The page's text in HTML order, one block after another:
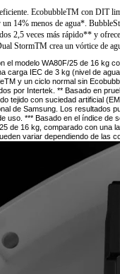
EcobubbleTM con DIT
14% menos de agua*.
2,5 veces más rápido** y
StormTM crea un vórtice de
el modelo WA80F/25 de 16 kg
carga IEC de 3 kg (nivel de
y un ciclo normal sin
por Intertek. ** Basado en
tejido con suciedad artificial
de Samsung. Los resultados
uso. *** Basado en el índice de
de 16 kg, comparado con una
variar dependiendo de las